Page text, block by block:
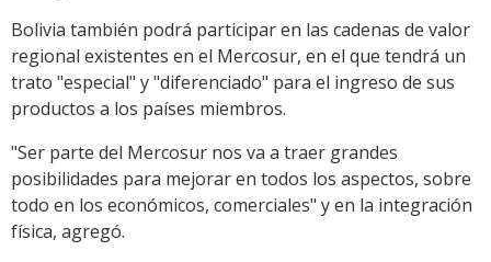
Bolivia también podrá participar en las cadenas de valor
regional existentes en el Mercosur, en el que tendrá un
trato "especial" y "diferenciado" para el ingreso de sus
productos a los países miembros.
"Ser parte del Mercosur nos va a traer grandes
posibilidades para mejorar en todos los aspectos, sobre
todo en los económicos, comerciales" y en la integración
física, agregó.